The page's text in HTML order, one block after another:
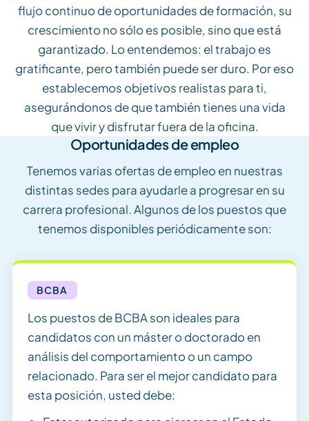
flujo continuo de oportunidades de formación, su
crescimiento no sólo es posible, sino que está
garantizado. Lo entendemos: el trabajo es
gratificante, pero también puede ser duro. Por eso
establecemos objetivos realistas para ti,
asegurándonos de que también tienes una vida
que vivir y disfrutar fuera de la oficina.
Oportunidades de empleo
Tenemos varias ofertas de empleo en nuestras
distintas sedes para ayudarle a progresar en su
carrera profesional. Algunos de los puestos que
tenemos disponibles periódicamente son:
BCBA
Los puestos de BCBA son ideales para
candidatos con un máster o doctorado en
análisis del comportamiento o un campo
relacionado. Para ser el mejor candidato para
esta posición, usted debe: